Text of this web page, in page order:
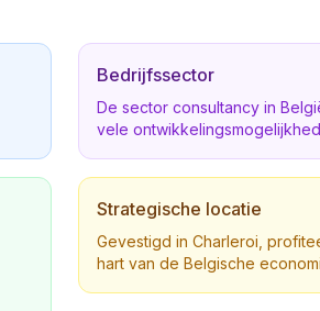
Bedrijfssector
De sector consultancy in
vele
Strategische locatie
Gevestigd in Charleroi,
hart van de Belgische